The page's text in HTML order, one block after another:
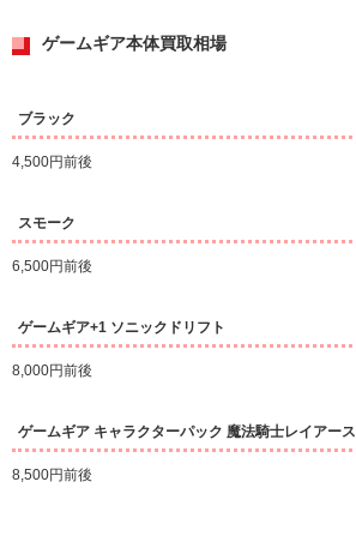
ゲームギア本体買取相場
ブラック
4,500円前後
スモーク
6,500円前後
ゲームギア+1 ソニックドリフト
8,000円前後
ゲームギア キャラクターパック 魔法騎士レイアース
8,500円前後